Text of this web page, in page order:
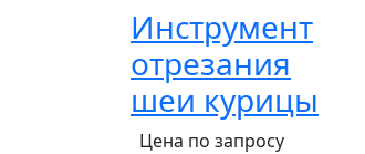
Инструмент
отрезания
шеи курицы
Цена по запросу